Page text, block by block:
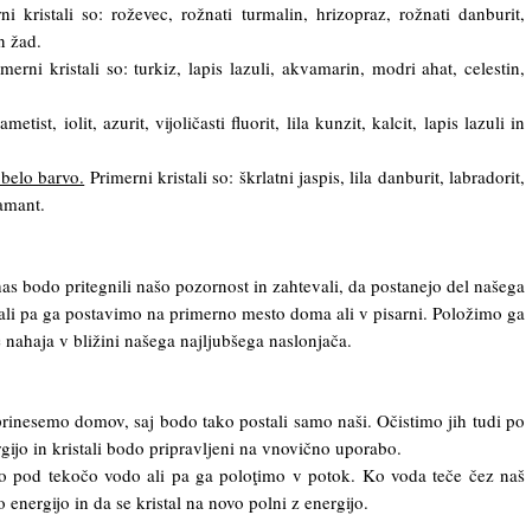
kristali so: roževec, rožnati turmalin, hrizopraz, rožnati danburit,
žad.
kristali so: turkiz, lapis lazuli, akvamarin, modri ahat, celestin,
iolit, azurit, vijoličasti fluorit, lila kunzit, kalcit, lapis lazuli in
barvo. Primerni kristali so: škrlatni jaspis, lila danburit, labradorit,
bodo pritegnili našo pozornost in zahtevali, da postanejo del našega
pa ga postavimo na primerno mesto doma ali v pisarni. Položimo ga
v bližini našega najljubšega naslonjača.
domov, saj bodo tako postali samo naši. Očistimo jih tudi po
in kristali bodo pripravljeni na vnovično uporabo.
tekočo vodo ali pa ga poloţimo v potok. Ko voda teče čez naš
in da se kristal na novo polni z energijo.